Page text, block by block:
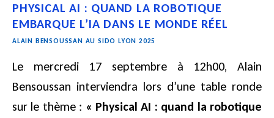
PHYSICAL AI : QUAND LA ROBOTIQUE
EMBARQUE L’IA DANS LE MONDE RÉEL
ALAIN BENSOUSSAN AU SIDO LYON 2025
Le mercredi 17 septembre à 12h00, Alain
Bensoussan interviendra lors d’une table ronde
sur le thème : « Physical AI : quand la robotique